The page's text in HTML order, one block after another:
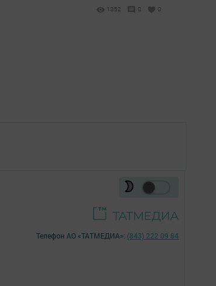
1352 0 0
Телефон АО «ТАТМЕДИА»: (843) 222 09 84